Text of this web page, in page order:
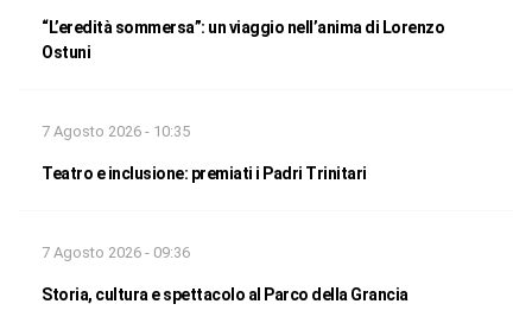
“L’eredità sommersa”: un viaggio nell’anima di Lorenzo
Ostuni
7 Agosto 2026 - 10:35
Teatro e inclusione: premiati i Padri Trinitari
7 Agosto 2026 - 09:36
Storia, cultura e spettacolo al Parco della Grancia